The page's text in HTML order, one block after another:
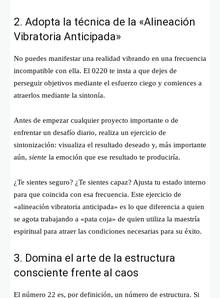
2. Adopta la técnica de la «Alineación
Vibratoria Anticipada»
No puedes manifestar una realidad vibrando en una frecuencia
incompatible con ella. El 0220 te insta a que dejes de
perseguir objetivos mediante el esfuerzo ciego y comiences a
atraerlos mediante la sintonía.
Antes de empezar cualquier proyecto importante o de
enfrentar un desafío diario, realiza un ejercicio de
sintonización: visualiza el resultado deseado y, más importante
aún, siente la emoción que ese resultado te produciría.
¿Te sientes seguro? ¿Te sientes capaz? Ajusta tu estado interno
para que coincida con esa frecuencia. Este ejercicio de
«alineación vibratoria anticipada» es lo que diferencia a quien
se agota trabajando a «pata coja» de quien utiliza la maestría
espiritual para atraer las condiciones necesarias para su éxito.
3. Domina el arte de la estructura
consciente frente al caos
El número 22 es, por definición, un número de estructura. Si